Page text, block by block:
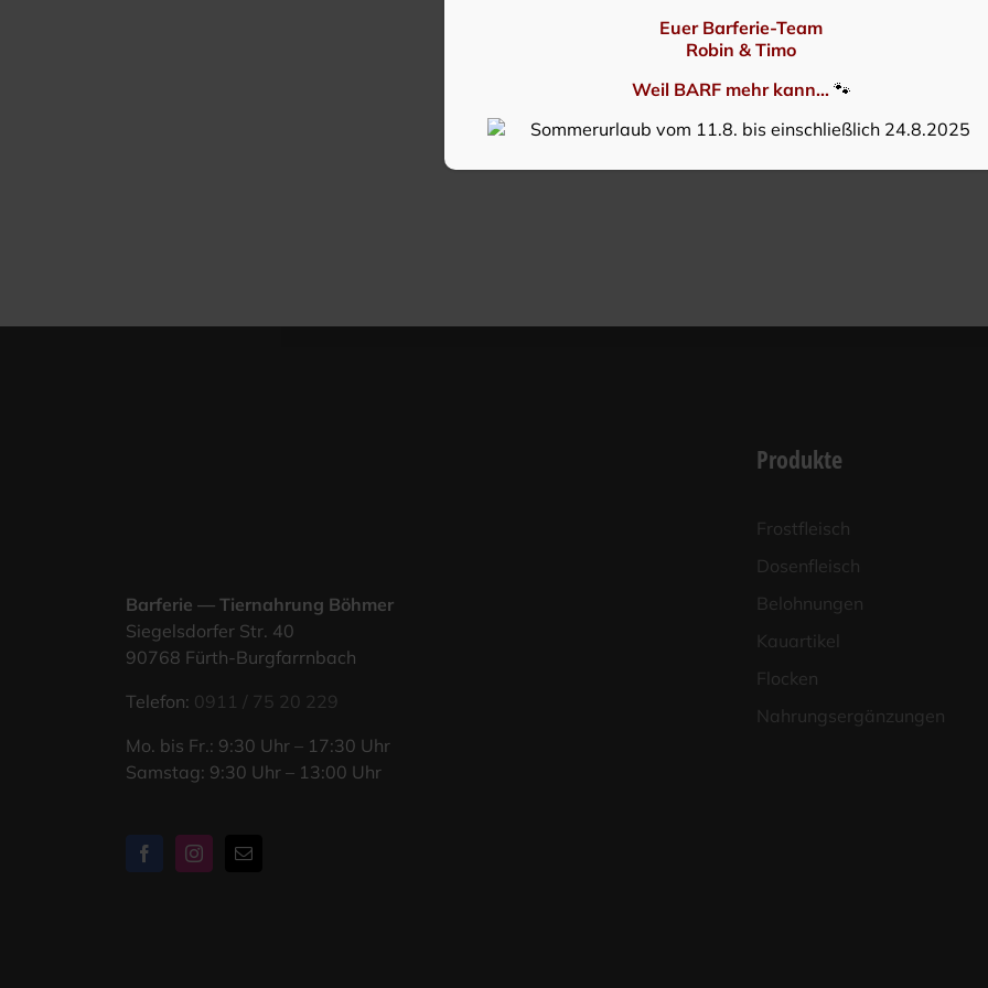
Bar­fe­rie — Tier­nah­rung Böhmer
Sie­gels­dor­fer Str. 40
90768 Fürth-Burgfarrnbach
Tele­fon: 0911 / 75 20 229
Mo. bis Fr.: 9:30 Uhr – 17:30 Uhr
Sams­tag: 9:30 Uhr – 13:00 Uhr
Produkte
Frost­fleisch
Dosen­fleisch
Beloh­nun­gen
Kau­ar­ti­kel
Flo­cken
Nah­rungs­er­gän­zun­gen
Euer Barferie-Team
Robin & Timo
Weil BARF mehr kann...🐾